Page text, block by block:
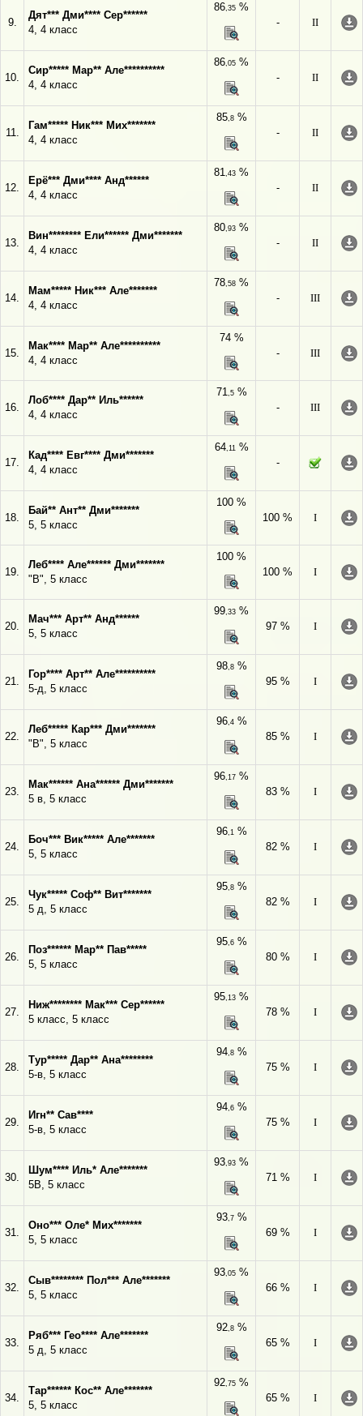
9.
Дят*** Дми**** Сер******
4, 4 класс
86,35 %
-
II
10.
Сир***** Мар** Але**********
4, 4 класс
86,05 %
-
II
11.
Гам***** Ник*** Мих*******
4, 4 класс
85,8%
-
II
12.
Ерё*** Дми**** Анд******
4, 4 класс
81,43 %
-
II
13.
Вин******** Ели****** Дми*******
4, 4 класс
80,93 %
-
II
14.
Мам***** Ник*** Але*******
4, 4 класс
78,58 %
-
III
15.
Мак**** Мар** Але**********
4, 4 класс
74 %
-
III
16.
Лоб**** Дар** Иль******
4, 4 класс
71,5%
-
III
17.
Кад**** Евг**** Дми*******
4, 4 класс
64,11%
-
18.
Бай** Ант** Дми*******
5, 5 класс
100 %
100 %
I
19.
Леб**** Але****** Дми*******
"В", 5 класс
100 %
100 %
I
20.
Мач*** Арт** Анд******
5, 5 класс
99,33 %
97 %
I
21.
Гор**** Арт** Але**********
5-д, 5 класс
98,8%
95 %
I
22.
Леб***** Кар*** Дми*******
"В", 5 класс
96,4%
85 %
I
23.
Мак****** Ана****** Дми*******
5 в, 5 класс
96,17 %
83 %
I
24.
Боч*** Вик***** Але*******
5, 5 класс
96,1%
82 %
I
25.
Чук***** Соф** Вит*******
5 д, 5 класс
95,8%
82 %
I
26.
Поз****** Мар** Пав*****
5, 5 класс
95,6%
80 %
I
27.
Ниж******** Мак*** Сер******
5 класс, 5 класс
95,13 %
78 %
I
28.
Тур***** Дар** Ана********
5-в, 5 класс
94,8%
75 %
I
29.
Игн** Сав****
5-в, 5 класс
94,6%
75 %
I
30.
Шум**** Иль* Але*******
5В, 5 класс
93,93 %
71 %
I
31.
Оно*** Оле* Мих*******
5, 5 класс
93,7%
69 %
I
32.
Сыв******** Пол*** Але*******
5, 5 класс
93,05 %
66 %
I
33.
Ряб*** Гео**** Але*******
5 д, 5 класс
92,8%
65 %
I
34.
Тар****** Кос** Але*******
5, 5 класс
92,75 %
65 %
I